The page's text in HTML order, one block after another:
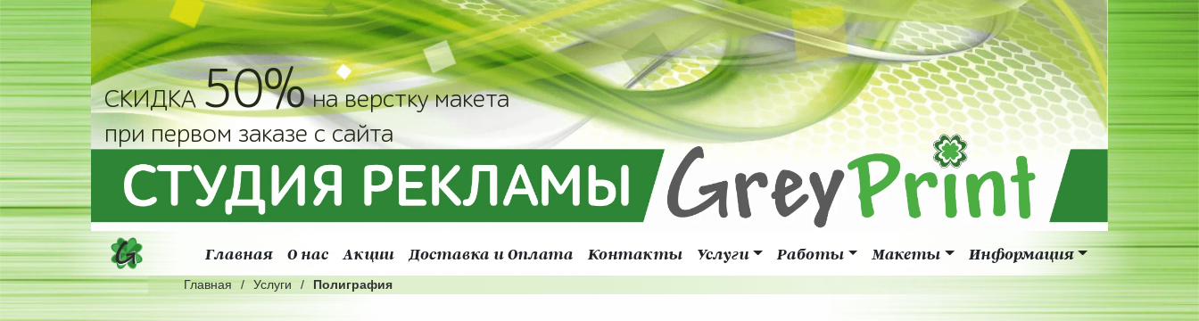
СКИДКА50%на верстку макета
при первом заказе с сайта
Главная О нас Акции Доставка и Оплата Контакты Услуги Работы Макеты Информация
Главная Услуги Полиграфия